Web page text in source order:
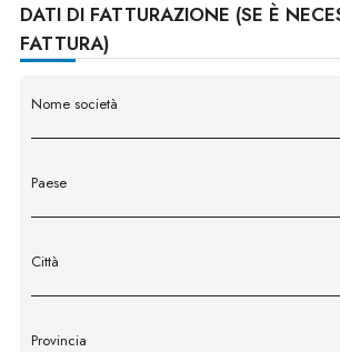
DATI DI FATTURAZIONE (SE È
FATTURA)
Nome società
Paese
Città
Provincia